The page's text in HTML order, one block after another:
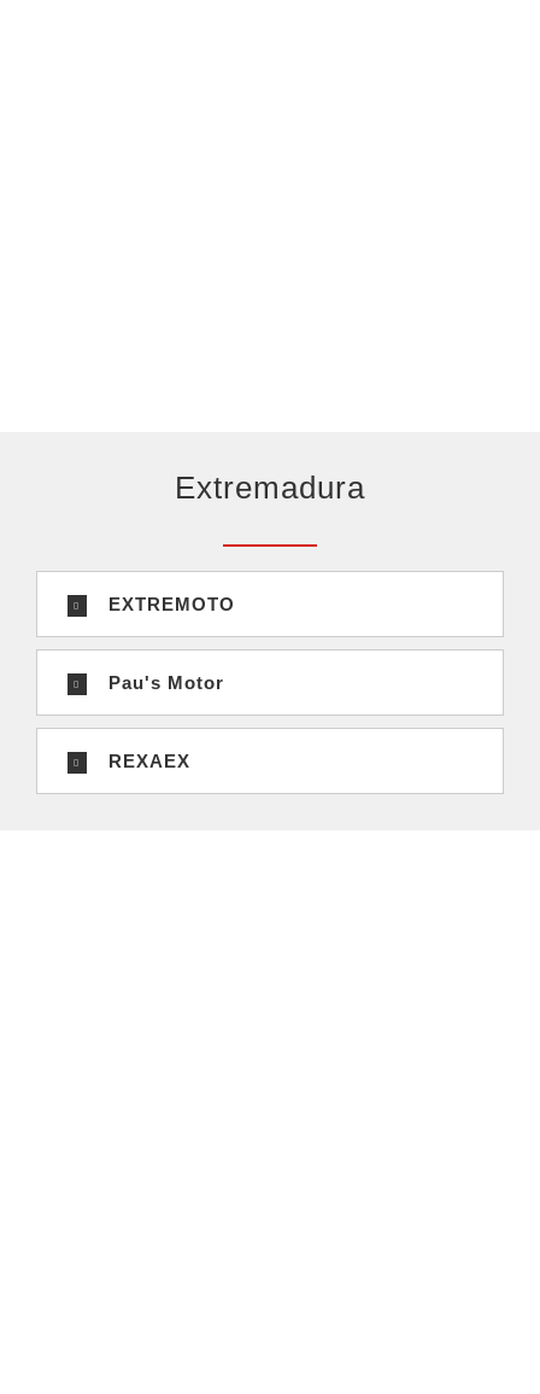
Extremadura
EXTREMOTO
Pau's Motor
REXAEX